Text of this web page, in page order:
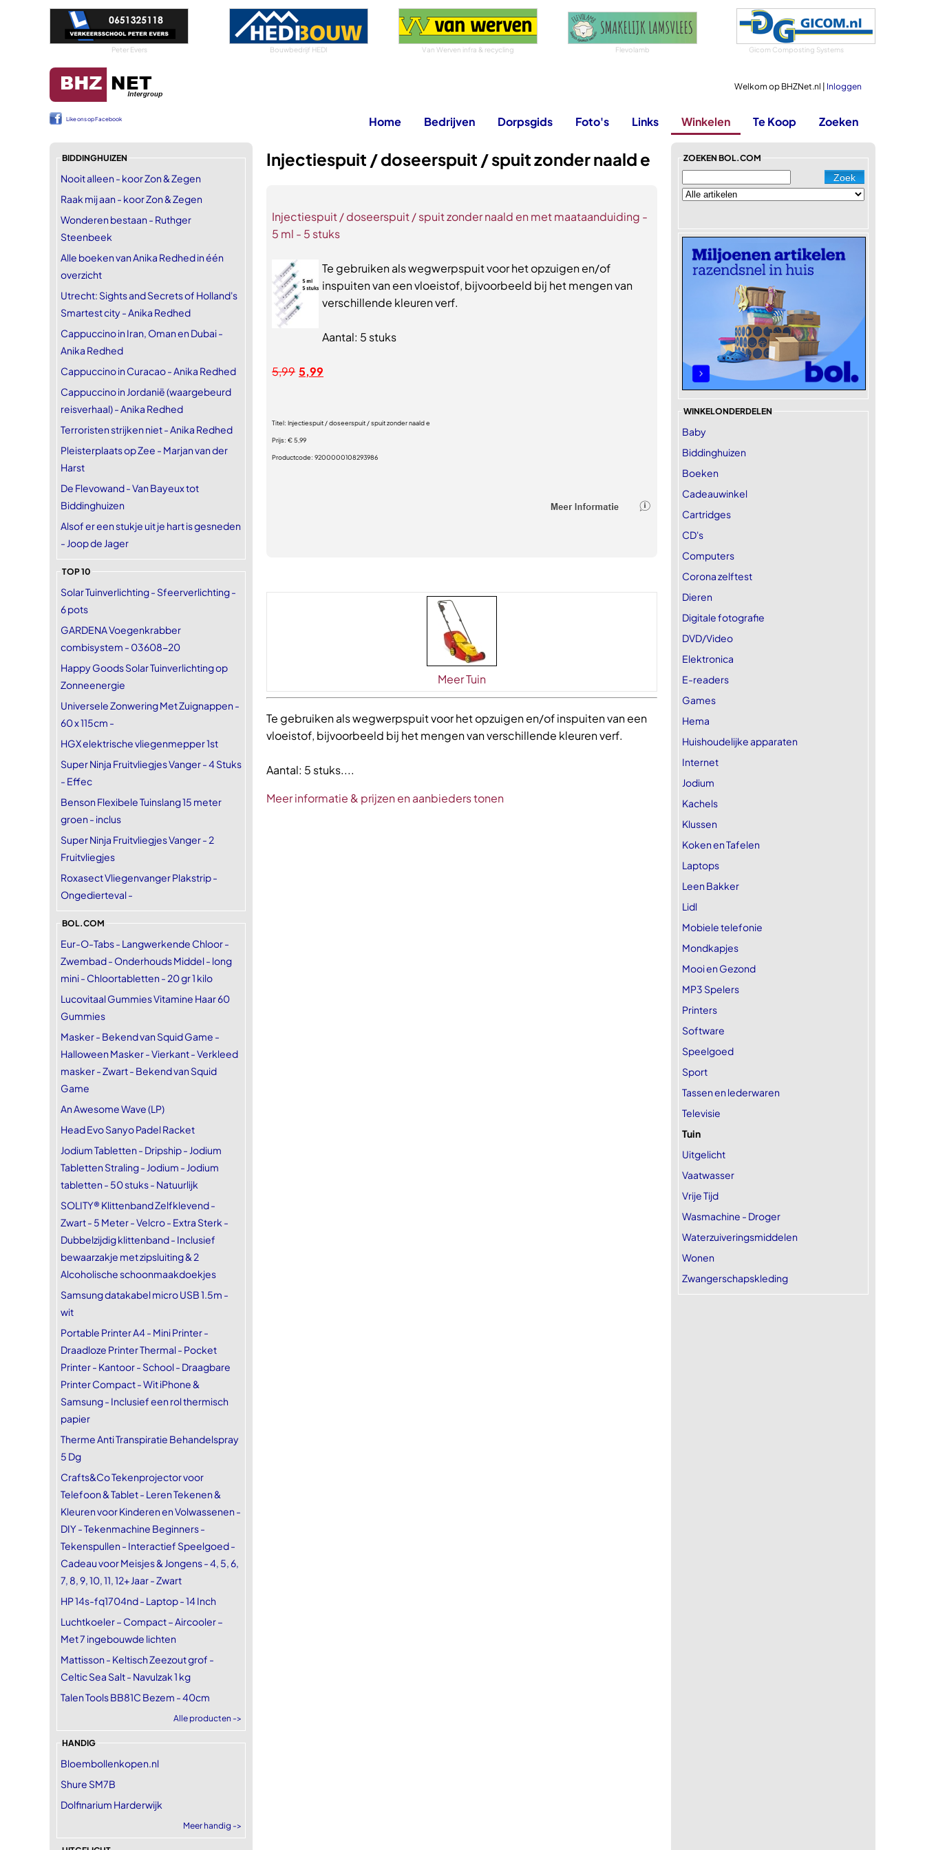
Peter Evers Bouwbedrijf HEDI Van Werven infra & recycling Flevolamb Gicom Composting Systems
Welkom op BHZNet.nl | Inloggen
Like ons op Facebook Home Bedrijven Dorpsgids Foto's Links Winkelen Te Koop Zoeken
BIDDINGHUIZEN
Nooit alleen - koor Zon & Zegen
Raak mij aan - koor Zon & Zegen
Wonderen bestaan - Ruthger
Steenbeek
Alle boeken van Anika Redhed in één
overzicht
Utrecht: Sights and Secrets of Holland's
Smartest city - Anika Redhed
Cappuccino in Iran, Oman en Dubai -
Anika Redhed
Cappuccino in Curacao - Anika Redhed
Cappuccino in Jordanië (waargebeurd
reisverhaal) - Anika Redhed
Terroristen strijken niet - Anika Redhed
Pleisterplaats op Zee - Marjan van der
Harst
De Flevowand - Van Bayeux tot
Biddinghuizen
Alsof er een stukje uit je hart is gesneden
- Joop de Jager
TOP 10
Solar Tuinverlichting - Sfeerverlichting -
6 pots
GARDENA Voegenkrabber
combisystem - 03608-20
Happy Goods Solar Tuinverlichting op
Zonneenergie
Universele Zonwering Met Zuignappen -
60 x 115cm -
HGX elektrische vliegenmepper 1st
Super Ninja Fruitvliegjes Vanger - 4 Stuks
- Effec
Benson Flexibele Tuinslang 15 meter
groen - inclus
Super Ninja Fruitvliegjes Vanger - 2
Fruitvliegjes
Roxasect Vliegenvanger Plakstrip -
Ongedierteval -
BOL.COM
Eur-O-Tabs - Langwerkende Chloor -
Zwembad - Onderhouds Middel - long
mini - Chloortabletten - 20 gr 1 kilo
Lucovitaal Gummies Vitamine Haar 60
Gummies
Masker - Bekend van Squid Game -
Halloween Masker - Vierkant - Verkleed
masker - Zwart - Bekend van Squid
Game
An Awesome Wave (LP)
Head Evo Sanyo Padel Racket
Jodium Tabletten - Dripship - Jodium
Tabletten Straling - Jodium - Jodium
tabletten - 50 stuks - Natuurlijk
SOLITY® Klittenband Zelfklevend -
Zwart - 5 Meter - Velcro - Extra Sterk -
Dubbelzijdig klittenband - Inclusief
bewaarzakje met zipsluiting & 2
Alcoholische schoonmaakdoekjes
Samsung datakabel micro USB 1.5m -
wit
Portable Printer A4 - Mini Printer -
Draadloze Printer Thermal - Pocket
Printer - Kantoor - School - Draagbare
Printer Compact - Wit iPhone &
Samsung - Inclusief een rol thermisch
papier
Therme Anti Transpiratie Behandelspray
5 Dg
Crafts&Co Tekenprojector voor
Telefoon & Tablet - Leren Tekenen &
Kleuren voor Kinderen en Volwassenen -
DIY - Tekenmachine Beginners -
Tekenspullen - Interactief Speelgoed -
Cadeau voor Meisjes & Jongens - 4, 5, 6,
7, 8, 9, 10, 11, 12+ Jaar - Zwart
HP 14s-fq1704nd - Laptop - 14 Inch
Luchtkoeler – Compact – Aircooler –
Met 7 ingebouwde lichten
Mattisson - Keltisch Zeezout grof -
Celtic Sea Salt - Navulzak 1 kg
Talen Tools BB81C Bezem - 40cm
Alle producten ->
HANDIG
Bloembollenkopen.nl
Shure SM7B
Dolfinarium Harderwijk
Meer handig ->
Injectiespuit / doseerspuit / spuit zonder naald e
Injectiespuit / doseerspuit / spuit zonder naald en met maataanduiding -
5 ml - 5 stuks
Te gebruiken als wegwerpspuit voor het opzuigen en/of
inspuiten van een vloeistof, bijvoorbeeld bij het mengen van
verschillende kleuren verf.
Aantal: 5 stuks
5,99 5,99
Titel: Injectiespuit / doseerspuit / spuit zonder naald e
Prijs: € 5,99
Productcode: 9200000108293986
Meer Tuin
Te gebruiken als wegwerpspuit voor het opzuigen en/of inspuiten van een
vloeistof, bijvoorbeeld bij het mengen van verschillende kleuren verf.
Aantal: 5 stuks....
Meer informatie & prijzen en aanbieders tonen
ZOEKEN BOL.COM
WINKELONDERDELEN
Baby
Biddinghuizen
Boeken
Cadeauwinkel
Cartridges
CD's
Computers
Corona zelftest
Dieren
Digitale fotografie
DVD/Video
Elektronica
E-readers
Games
Hema
Huishoudelijke apparaten
Internet
Jodium
Kachels
Klussen
Koken en Tafelen
Laptops
Leen Bakker
Lidl
Mobiele telefonie
Mondkapjes
Mooi en Gezond
MP3 Spelers
Printers
Software
Speelgoed
Sport
Tassen en lederwaren
Televisie
Tuin
Uitgelicht
Vaatwasser
Vrije Tijd
Wasmachine - Droger
Waterzuiveringsmiddelen
Wonen
Zwangerschapskleding